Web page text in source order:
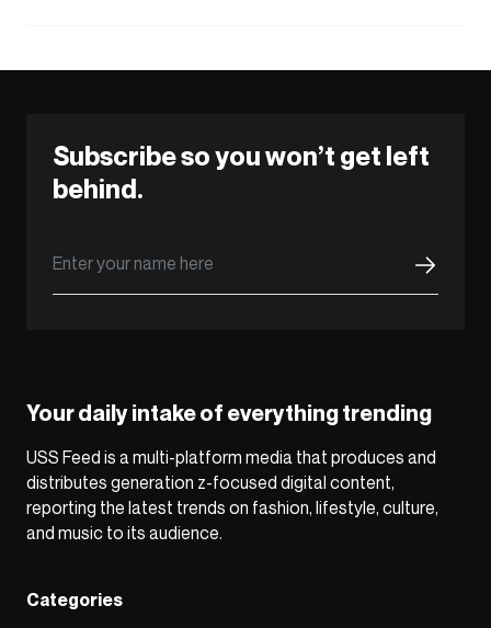
Subscribe so you won’t get left
behind.
Your daily intake of everything trending
USS Feed is a multi-platform media that produces and
distributes generation z-focused digital content,
reporting the latest trends on fashion, lifestyle, culture,
and music to its audience.
Categories